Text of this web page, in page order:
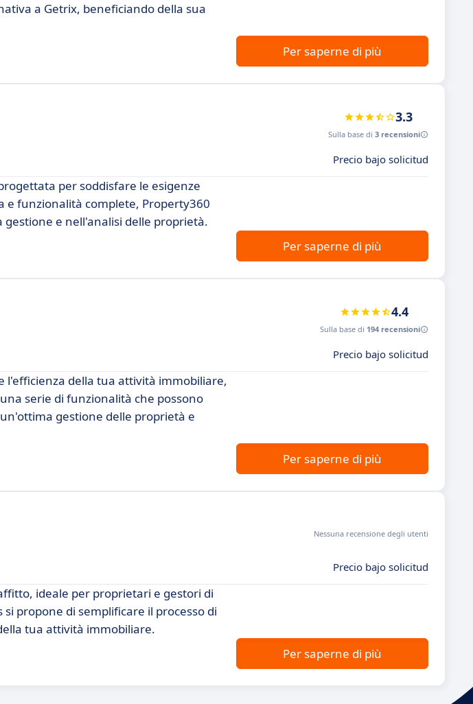
a Getrix, beneficiando della sua
Per saperne di più
3.3
Sulla base di 3 recensioni
Precio bajo solicitud
per soddisfare le esigenze
e funzionalità complete, Property360
e nell'analisi delle proprietà.
Per saperne di più
4.4
Sulla base di 194 recensioni
Precio bajo solicitud
l'efficienza della tua attività immobiliare,
serie di funzionalità che possono
gestione delle proprietà e
Per saperne di più
Nessuna recensione degli utenti
Precio bajo solicitud
ideale per proprietari e gestori di
propone di semplificare il processo di
tua attività immobiliare.
Per saperne di più